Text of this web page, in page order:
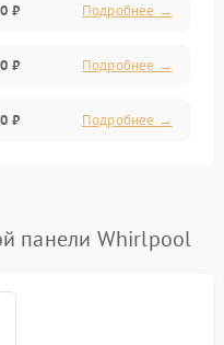
₽ Подробнее →
₽ Подробнее →
₽ Подробнее →
панели Whirlpool